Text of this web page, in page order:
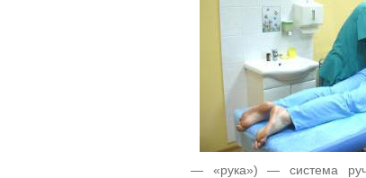
— «рука») — система